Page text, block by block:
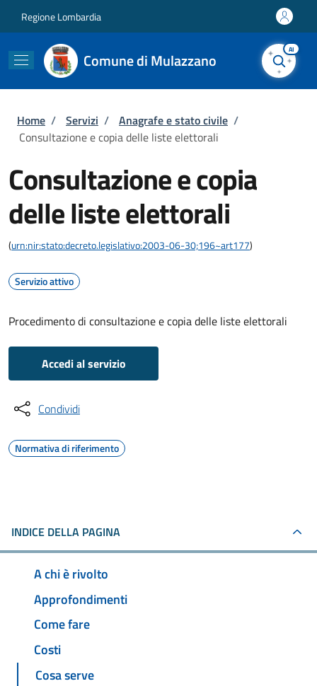
Regione Lombardia
Comune di Mulazzano
AI
Briciole di pane
Home / Servizi / Anagrafe e stato civile /
Consultazione e copia delle liste elettorali
Consultazione e copia
delle liste elettorali
(urn:nir:stato:decreto.legislativo:2003-06-30;196~art177)
Servizio attivo
Procedimento di consultazione e copia delle liste elettorali
Accedi al servizio
Condividi
Normativa di riferimento
INDICE DELLA PAGINA
A chi è rivolto
Approfondimenti
Come fare
Costi
Cosa serve